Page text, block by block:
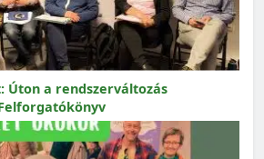
Úton a rendszerváltozás